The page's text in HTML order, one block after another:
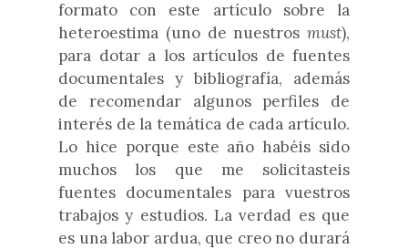
formato con este artículo sobre la
heteroestima (uno de nuestros must),
para dotar a los artículos de fuentes
documentales y bibliografía, además
de recomendar algunos perfiles de
interés de la temática de cada artículo.
Lo hice porque este año habéis sido
muchos los que me solicitasteis
fuentes documentales para vuestros
trabajos y estudios. La verdad es que
es una labor ardua, que creo no durará